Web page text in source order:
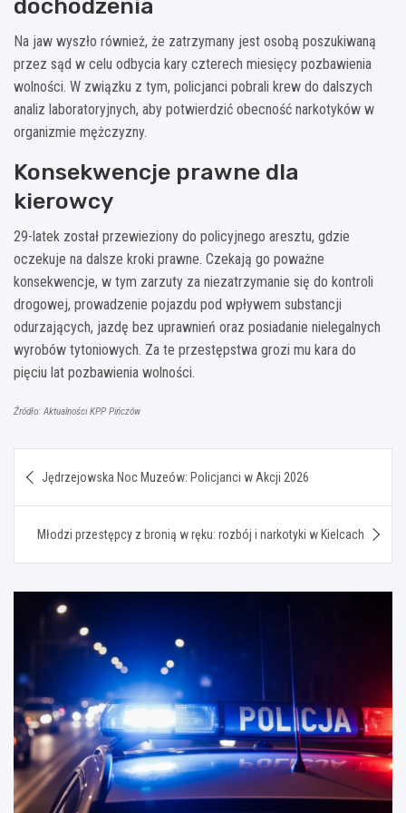
dochodzenia
Na jaw wyszło również, że zatrzymany jest osobą poszukiwaną
przez sąd w celu odbycia kary czterech miesięcy pozbawienia
wolności. W związku z tym, policjanci pobrali krew do dalszych
analiz laboratoryjnych, aby potwierdzić obecność narkotyków w
organizmie mężczyzny.
Konsekwencje prawne dla
kierowcy
29-latek został przewieziony do policyjnego aresztu, gdzie
oczekuje na dalsze kroki prawne. Czekają go poważne
konsekwencje, w tym zarzuty za niezatrzymanie się do kontroli
drogowej, prowadzenie pojazdu pod wpływem substancji
odurzających, jazdę bez uprawnień oraz posiadanie nielegalnych
wyrobów tytoniowych. Za te przestępstwa grozi mu kara do
pięciu lat pozbawienia wolności.
Źródło: Aktualności KPP Pińczów
wpisu
Jędrzejowska Noc Muzeów: Policjanci w Akcji 2026
Młodzi przestępcy z bronią w ręku: rozbój i narkotyki w Kielcach